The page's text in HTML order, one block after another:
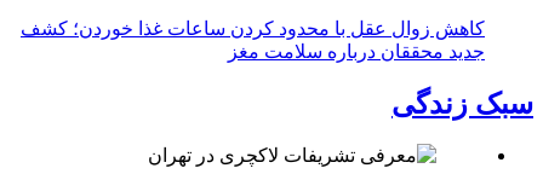
کاهش زوال عقل با محدود کردن ساعات غذا خوردن؛ کشف
جدید محققان درباره سلامت مغز
سبک زندگی